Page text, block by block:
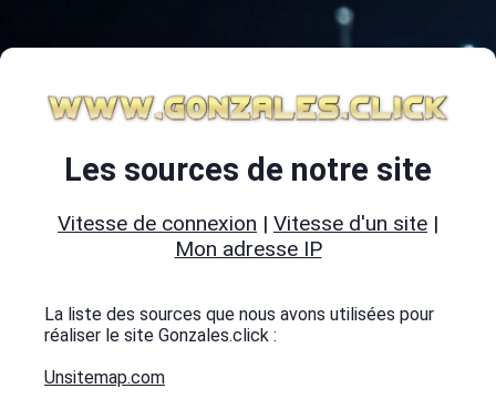
Les sources de notre site
Vitesse de connexion | Vitesse d'un site |
Mon adresse IP
La liste des sources que nous avons utilisées pour
réaliser le site Gonzales.click :
Unsitemap.com